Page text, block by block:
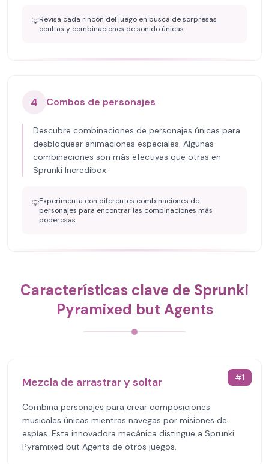
💡Revisa cada rincón del juego en busca de sorpresas
ocultas y combinaciones de sonido únicas.
4 Combos de personajes
Descubre combinaciones de personajes únicas para
desbloquear animaciones especiales. Algunas
combinaciones son más efectivas que otras en
Sprunki Incredibox.
💡Experimenta con diferentes combinaciones de
personajes para encontrar las combinaciones más
poderosas.
Características clave de Sprunki
Pyramixed but Agents
#1
Mezcla de arrastrar y soltar
Combina personajes para crear composiciones
musicales únicas mientras navegas por misiones de
espías. Esta innovadora mecánica distingue a Sprunki
Pyramixed but Agents de otros juegos.